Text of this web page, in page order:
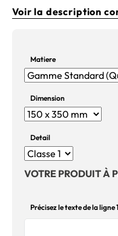
Voir la description
Matiere
Dimension
Detail
VOTRE PRODUIT À
Précisez le texte de la